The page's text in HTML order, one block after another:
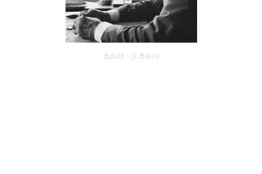
カルロ・スカルパ